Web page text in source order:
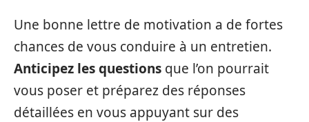
Une bonne lettre de motivation a de fortes
chances de vous conduire à un entretien.
Anticipez les questions que l’on pourrait
vous poser et préparez des réponses
détaillées en vous appuyant sur des